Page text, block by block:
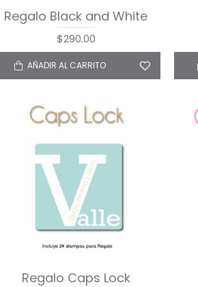
Regalo Black and White
$290.00
AÑADIR AL CARRITO
Regalo Caps Lock